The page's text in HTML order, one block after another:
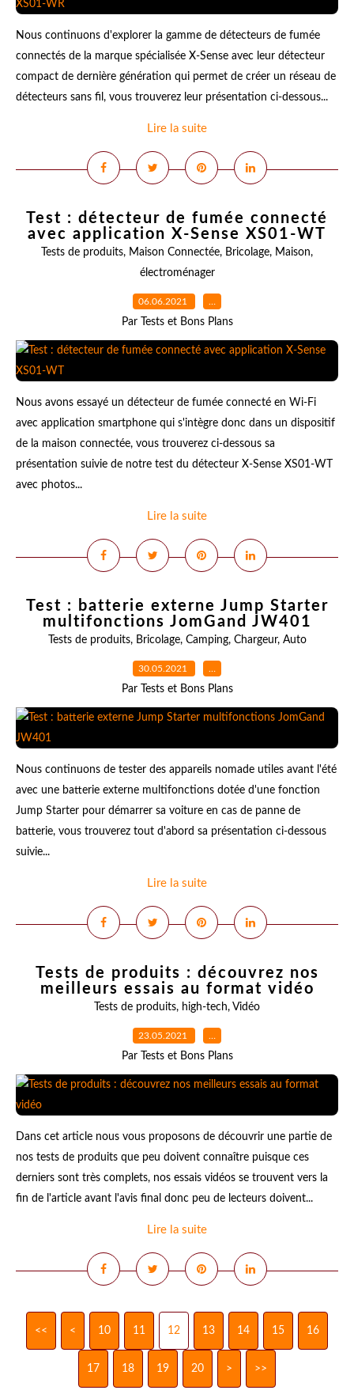
Nous continuons d'explorer la gamme de détecteurs de fumée
connectés de la marque spécialisée X-Sense avec leur détecteur
compact de dernière génération qui permet de créer un réseau de
détecteurs sans fil, vous trouverez leur présentation ci-dessous...
Lire la suite
Test : détecteur de fumée connecté
avec application X-Sense XS01-WT
Tests de produits, Maison Connectée, Bricolage, Maison,
électroménager
06.06.2021 …
Par Tests et Bons Plans
Nous avons essayé un détecteur de fumée connecté en Wi-Fi
avec application smartphone qui s'intègre donc dans un dispositif
de la maison connectée, vous trouverez ci-dessous sa
présentation suivie de notre test du détecteur X-Sense XS01-WT
avec photos...
Lire la suite
Test : batterie externe Jump Starter
multifonctions JomGand JW401
Tests de produits, Bricolage, Camping, Chargeur, Auto
30.05.2021 …
Par Tests et Bons Plans
Nous continuons de tester des appareils nomade utiles avant l'été
avec une batterie externe multifonctions dotée d'une fonction
Jump Starter pour démarrer sa voiture en cas de panne de
batterie, vous trouverez tout d'abord sa présentation ci-dessous
suivie...
Lire la suite
Tests de produits : découvrez nos
meilleurs essais au format vidéo
Tests de produits, high-tech, Vidéo
23.05.2021 …
Par Tests et Bons Plans
Dans cet article nous vous proposons de découvrir une partie de
nos tests de produits que peu doivent connaître puisque ces
derniers sont très complets, nos essais vidéos se trouvent vers la
fin de l'article avant l'avis final donc peu de lecteurs doivent...
Lire la suite
<< < 10 11 12 13 14 15 16
17 18 19 20 > >>